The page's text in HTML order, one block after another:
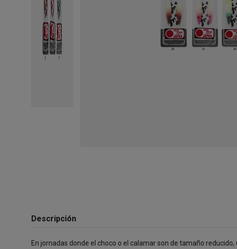
Descripción
En jornadas donde el choco o el calamar son de tamaño